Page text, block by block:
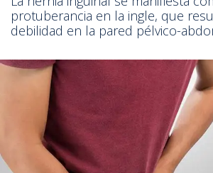
protuberancia en la ingle, que
debilidad en la pared pélvico-